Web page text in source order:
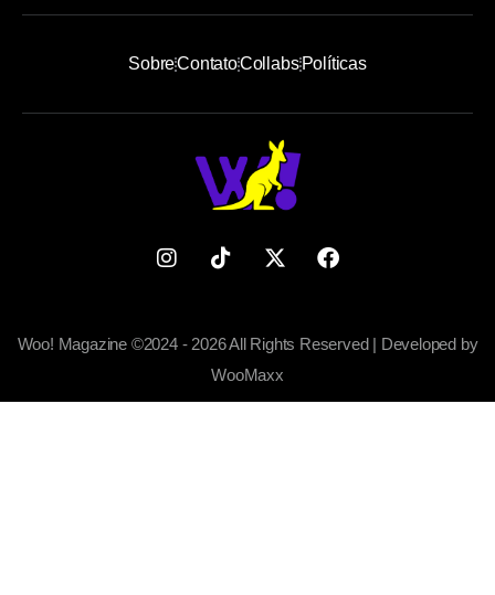
SobreContatoCollabsPolíticas
Woo! Magazine ©2024 - 2026 All Rights Reserved | Developed by
WooMaxx